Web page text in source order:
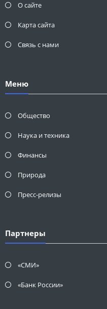
О сайте
Карта сайта
Связь с нами
Меню
Общество
Наука и техника
Финансы
Природа
Пресс-релизы
Партнеры
«СМИ»
«Банк России»